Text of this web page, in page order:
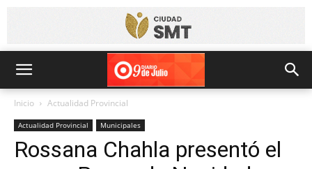
Inicio Actualidad Provincial
Actualidad Provincial Municipales
Rossana Chahla presentó el